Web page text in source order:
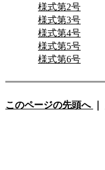
様式第2号
様式第3号
様式第4号
様式第5号
様式第6号
このページの先頭へ